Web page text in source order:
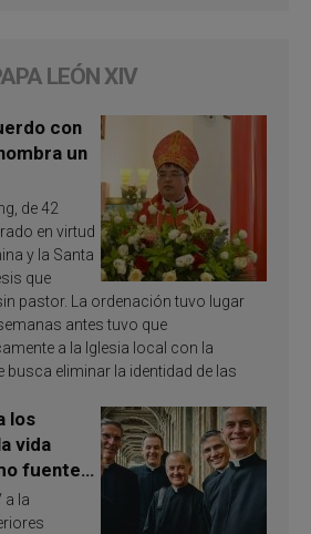
LEÓN XIV
con
un
de 42
en virtud
y la Santa
que
pastor. La ordenación tuvo lugar
antes tuvo que
a la Iglesia local con la
busca eliminar la identidad de las
los
vida
fuente
a la